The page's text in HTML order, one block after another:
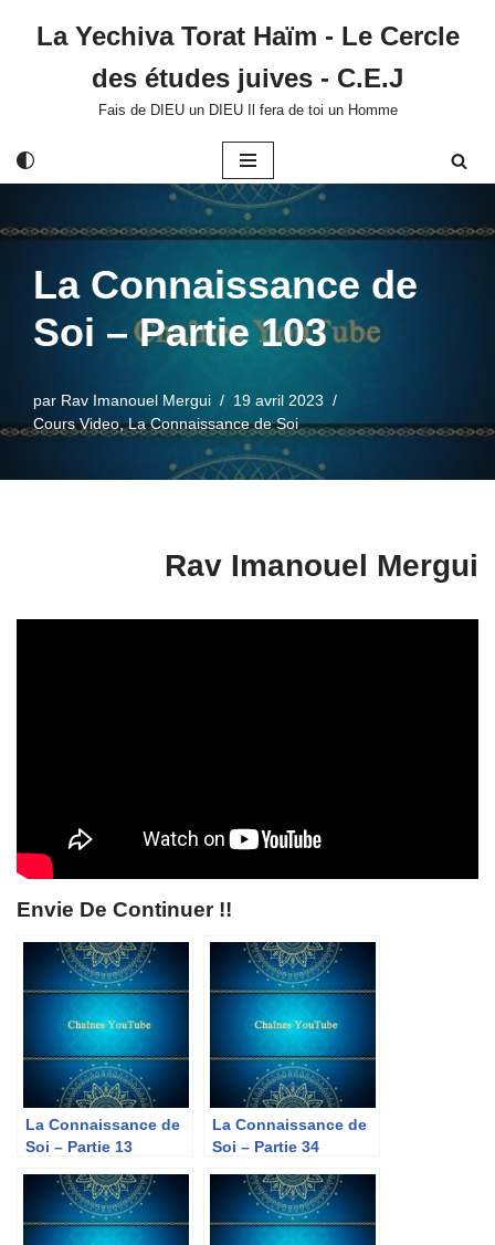
La Yechiva Torat Haïm - Le Cercle
des études juives - C.E.J
Fais de DIEU un DIEU Il fera de toi un Homme
La Connaissance de
Soi – Partie 103
par Rav Imanouel Mergui
19 avril 2023
Cours Video,La Connaissance de Soi
Rav Imanouel Mergui
Envie De Continuer !!
La Connaissance de
Soi – Partie 13
La Connaissance de
Soi – Partie 34